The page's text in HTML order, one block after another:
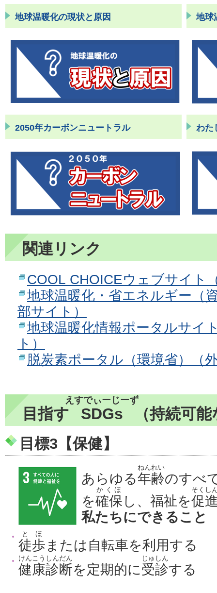
地球温暖化の現状と原因 地球
2050年カーボンニュートラル わた
関連リンク
COOL CHOICEウェブサイト
地球温暖化・省エネルギー（
部サイト）
地球温暖化情報ポータルサイ
ト）
脱炭素ポータル（環境省）（
目指す SDGs
えすでぃーじーず
（持続可
目標3【保健】
あらゆる年齢
ねんれい
のすべ
を確保
かくほ
し、福祉を促
そくし
私たちにできること
徒歩
とほ
または自転車を利用する
健康診断
けんこうしんだん
を定期的に受診
じゅしん
する